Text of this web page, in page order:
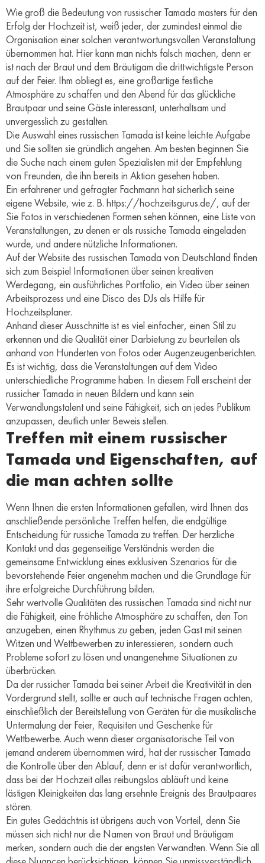
Wie groß die Bedeutung von russischer Tamada masters für den
Erfolg der Hochzeit ist, weiß jeder, der zumindest einmal die
Organisation einer solchen verantwortungsvollen Veranstaltung
übernommen hat. Hier kann man nichts falsch machen, denn er
ist nach der Braut und dem Bräutigam die drittwichtigste Person
auf der Feier. Ihm obliegt es, eine großartige festliche
Atmosphäre zu schaffen und den Abend für das glückliche
Brautpaar und seine Gäste interessant, unterhaltsam und
unvergesslich zu gestalten.
Die Auswahl eines russischen Tamada ist keine leichte Aufgabe
und Sie sollten sie gründlich angehen. Am besten beginnen Sie
die Suche nach einem guten Spezialisten mit der Empfehlung
von Freunden, die ihn bereits in Aktion gesehen haben.
Ein erfahrener und gefragter Fachmann hat sicherlich seine
eigene Website, wie z. B. https://hochzeitsgurus.de/, auf der
Sie Fotos in verschiedenen Formen sehen können, eine Liste von
Veranstaltungen, zu denen er als russiche Tamada eingeladen
wurde, und andere nützliche Informationen.
Auf der Website des russischen Tamada von Deutschland finden
sich zum Beispiel Informationen über seinen kreativen
Werdegang, ein ausführliches Portfolio, ein Video über seinen
Arbeitsprozess und eine Disco des DJs als Hilfe für
Hochzeitsplaner.
Anhand dieser Ausschnitte ist es viel einfacher, einen Stil zu
erkennen und die Qualität einer Darbietung zu beurteilen als
anhand von Hunderten von Fotos oder Augenzeugenberichten.
Es ist wichtig, dass die Veranstaltungen auf dem Video
unterschiedliche Programme haben. In diesem Fall erscheint der
russicher Tamada in neuen Bildern und kann sein
Verwandlungstalent und seine Fähigkeit, sich an jedes Publikum
anzupassen, deutlich unter Beweis stellen.
Treffen mit einem russischer
Tamada und Eigenschaften, auf
die man achten sollte
Wenn Ihnen die ersten Informationen gefallen, wird Ihnen das
anschließende persönliche Treffen helfen, die endgültige
Entscheidung für russiche Tamada zu treffen. Der herzliche
Kontakt und das gegenseitige Verständnis werden die
gemeinsame Entwicklung eines exklusiven Szenarios für die
bevorstehende Feier angenehm machen und die Grundlage für
ihre erfolgreiche Durchführung bilden.
Sehr wertvolle Qualitäten des russischen Tamada sind nicht nur
die Fähigkeit, eine fröhliche Atmosphäre zu schaffen, den Ton
anzugeben, einen Rhythmus zu geben, jeden Gast mit seinen
Witzen und Wettbewerben zu interessieren, sondern auch
Probleme sofort zu lösen und unangenehme Situationen zu
überbrücken.
Da der russicher Tamada bei seiner Arbeit die Kreativität in den
Vordergrund stellt, sollte er auch auf technische Fragen achten,
einschließlich der Bereitstellung von Geräten für die musikalische
Untermalung der Feier, Requisiten und Geschenke für
Wettbewerbe. Auch wenn dieser organisatorische Teil von
jemand anderem übernommen wird, hat der russischer Tamada
die Kontrolle über den Ablauf, denn er ist dafür verantwortlich,
dass bei der Hochzeit alles reibungslos abläuft und keine
lästigen Kleinigkeiten das lang ersehnte Ereignis des Brautpaares
stören.
Ein gutes Gedächtnis ist übrigens auch von Vorteil, denn Sie
müssen sich nicht nur die Namen von Braut und Bräutigam
merken, sondern auch die der engsten Verwandten. Wenn Sie all